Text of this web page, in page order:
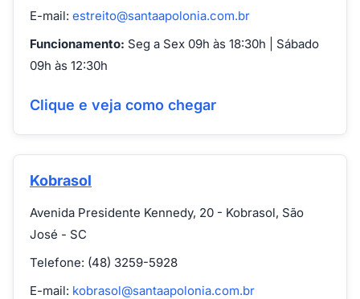
E-mail: estreito@santaapolonia.com.br
Funcionamento: Seg a Sex 09h às 18:30h | Sábado
09h às 12:30h
Clique e veja como chegar
Kobrasol
Avenida Presidente Kennedy, 20 - Kobrasol, São
José - SC
Telefone: (48) 3259-5928
E-mail: kobrasol@santaapolonia.com.br